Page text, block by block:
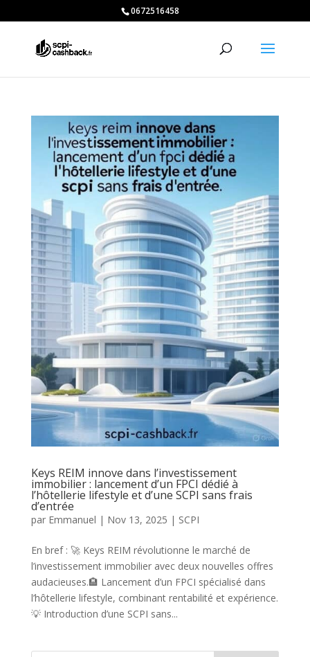
0672516458
Keys REIM innove dans l’investissement
immobilier : lancement d’un FPCI dédié à
l’hôtellerie lifestyle et d’une SCPI sans frais
d’entrée
par Emmanuel | Nov 13, 2025 | SCPI
En bref : 🚀 Keys REIM révolutionne le marché de
l’investissement immobilier avec deux nouvelles offres
audacieuses.🏨 Lancement d’un FPCI spécialisé dans
l’hôtellerie lifestyle, combinant rentabilité et expérience.
💡 Introduction d’une SCPI sans...